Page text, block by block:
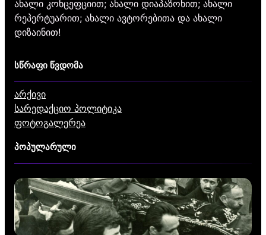
ახალი კონცეფციით; ახალი დიაპაზონით; ახალი
რეპერტუარით; ახალი ავტორებითა და ახალი
დიზაინით!
სწრაფი წვდომა
არქივი
სარედაქციო პოლიტიკა
ფოტოგალერეა
პოპულარული